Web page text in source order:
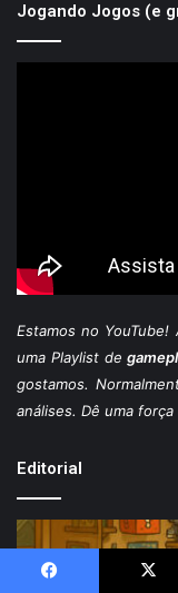
Jogando Jogos (e
Estamosno YouTube!
uma Playlist de
gostamos.
análises. Dê uma
Editorial